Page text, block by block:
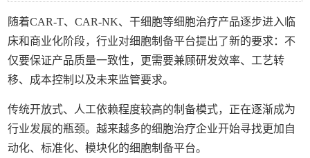
随着CAR-T、CAR-NK、干细胞等细胞治疗产品逐步进入临
床和商业化阶段，行业对细胞制备平台提出了新的要求：不
仅要保证产品质量一致性，更需要兼顾研发效率、工艺转
移、成本控制以及未来监管要求。
传统开放式、人工依赖程度较高的制备模式，正在逐渐成为
行业发展的瓶颈。越来越多的细胞治疗企业开始寻找更加自
动化、标准化、模块化的细胞制备平台。